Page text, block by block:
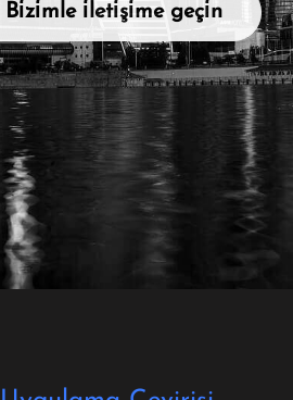
Bi̇zi̇mle i̇leti̇şi̇me geçi̇n